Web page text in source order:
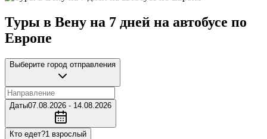
Туры в Вену на 7 дней на автобусе по
Европе
Выберите город отправления
Даты07.08.2026 - 14.08.2026
Кто едет?1 взрослый